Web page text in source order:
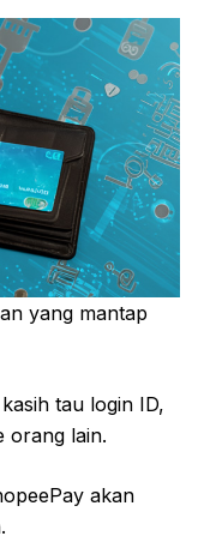
yang mantap
tau login ID,
orang lain.
akan